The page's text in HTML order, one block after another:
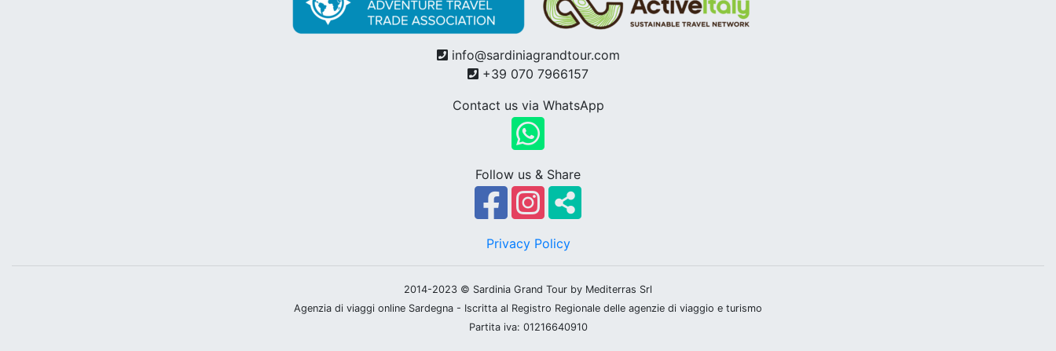
info@sardiniagrandtour.com
+39 070 7966157
Contact us via WhatsApp
Follow us & Share
Privacy Policy
2014-2023 © Sardinia Grand Tour by Mediterras Srl
Agenzia di viaggi online Sardegna - Iscritta al Registro Regionale delle agenzie di viaggio e turismo
Partita iva: 01216640910